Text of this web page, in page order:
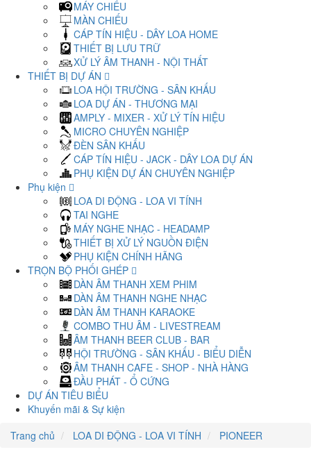
MÁY CHIẾU
MÀN CHIẾU
CÁP TÍN HIỆU - DÂY LOA HOME
THIẾT BỊ LƯU TRỮ
XỬ LÝ ÂM THANH - NỘI THẤT
THIẾT BỊ DỰ ÁN
LOA HỘI TRƯỜNG - SÂN KHẤU
LOA DỰ ÁN - THƯƠNG MẠI
AMPLY - MIXER - XỬ LÝ TÍN HIỆU
MICRO CHUYÊN NGHIỆP
ĐÈN SÂN KHẤU
CÁP TÍN HIỆU - JACK - DÂY LOA DỰ ÁN
PHỤ KIỆN DỰ ÁN CHUYÊN NGHIỆP
Phụ kiện
LOA DI ĐỘNG - LOA VI TÍNH
TAI NGHE
MÁY NGHE NHẠC - HEADAMP
THIẾT BỊ XỬ LÝ NGUỒN ĐIỆN
PHỤ KIỆN CHÍNH HÃNG
TRỌN BỘ PHỐI GHÉP
DÀN ÂM THANH XEM PHIM
DÀN ÂM THANH NGHE NHẠC
DÀN ÂM THANH KARAOKE
COMBO THU ÂM - LIVESTREAM
ÂM THANH BEER CLUB - BAR
HỘI TRƯỜNG - SÂN KHẤU - BIỂU DIỄN
ÂM THANH CAFE - SHOP - NHÀ HÀNG
ĐẦU PHÁT - Ổ CỨNG
DỰ ÁN TIÊU BIỂU
Khuyến mãi & Sự kiện
Trang chủ
LOA DI ĐỘNG - LOA VI TÍNH PIONEER